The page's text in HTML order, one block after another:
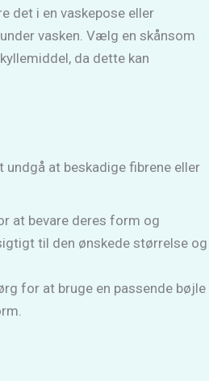
det i en vaskepose eller
vasken. Vælg en skånsom
da dette kan
at beskadige fibrene eller
at bevare deres form og
til den ønskede størrelse og
for at bruge en passende bøjle